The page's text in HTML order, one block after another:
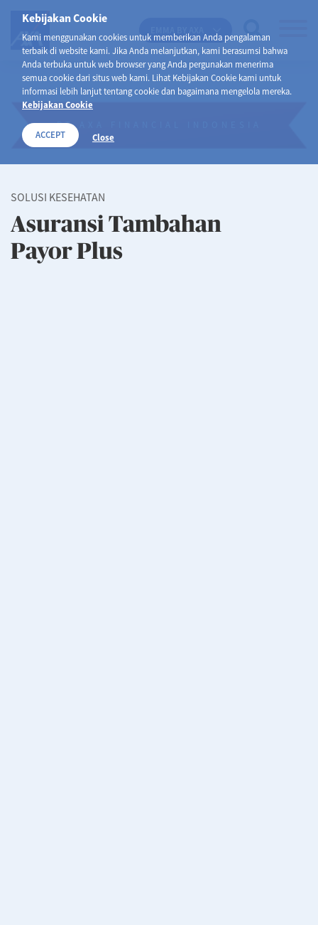
Kebijakan Cookie
Kami menggunakan cookies untuk memberikan Anda pengalaman
terbaik di website kami. Jika Anda melanjutkan, kami berasumsi bahwa
Anda terbuka untuk web browser yang Anda pergunakan menerima
semua cookie dari situs web kami. Lihat Kebijakan Cookie kami untuk
informasi lebih lanjut tentang cookie dan bagaimana mengelola mereka.
Kebijakan Cookie
ACCEPT Close
PT AXA FINANCIAL INDONESIA
SOLUSI KESEHATAN
Asuransi Tambahan
Payor Plus